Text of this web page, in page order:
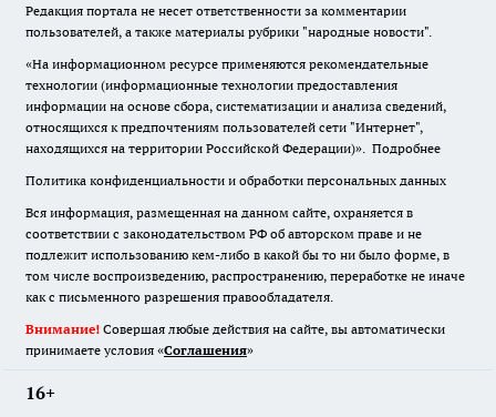
Редакция портала не несет ответственности за комментарии
пользователей, а также материалы рубрики "народные новости".
«На информационном ресурсе применяются рекомендательные
технологии (информационные технологии предоставления
информации на основе сбора, систематизации и анализа сведений,
относящихся к предпочтениям пользователей сети "Интернет",
находящихся на территории Российской Федерации)». Подробнее
Политика конфиденциальности и обработки персональных данных
Вся информация, размещенная на данном сайте, охраняется в
соответствии с законодательством РФ об авторском праве и не
подлежит использованию кем-либо в какой бы то ни было форме, в
том числе воспроизведению, распространению, переработке не иначе
как с письменного разрешения правообладателя.
Внимание! Совершая любые действия на сайте, вы автоматически
принимаете условия «Cоглашения»
16+